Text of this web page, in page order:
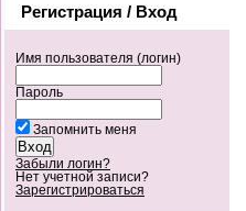
Регистрация / Вход
Имя пользователя (логин)
Пароль
Запомнить меня
Забыли логин?
Нет учетной записи?
Зарегистрироваться